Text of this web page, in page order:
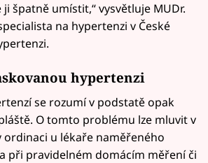
špatně umístit,“ vysvětluje MUDr.
na hypertenzi v České
hypertenzi
se rozumí v podstatě opak
O tomto problému lze mluvit v
ordinaci u lékaře naměřeného
při pravidelném domácím měření či